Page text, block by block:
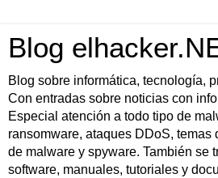
Blog
Blog sobre informática, tecnología,
Con entradas sobre noticias con
Especial atención a todo tipo de
ransomware, ataques DDoS, temas
de malware y spyware. También se
software, manuales, tutoriales y